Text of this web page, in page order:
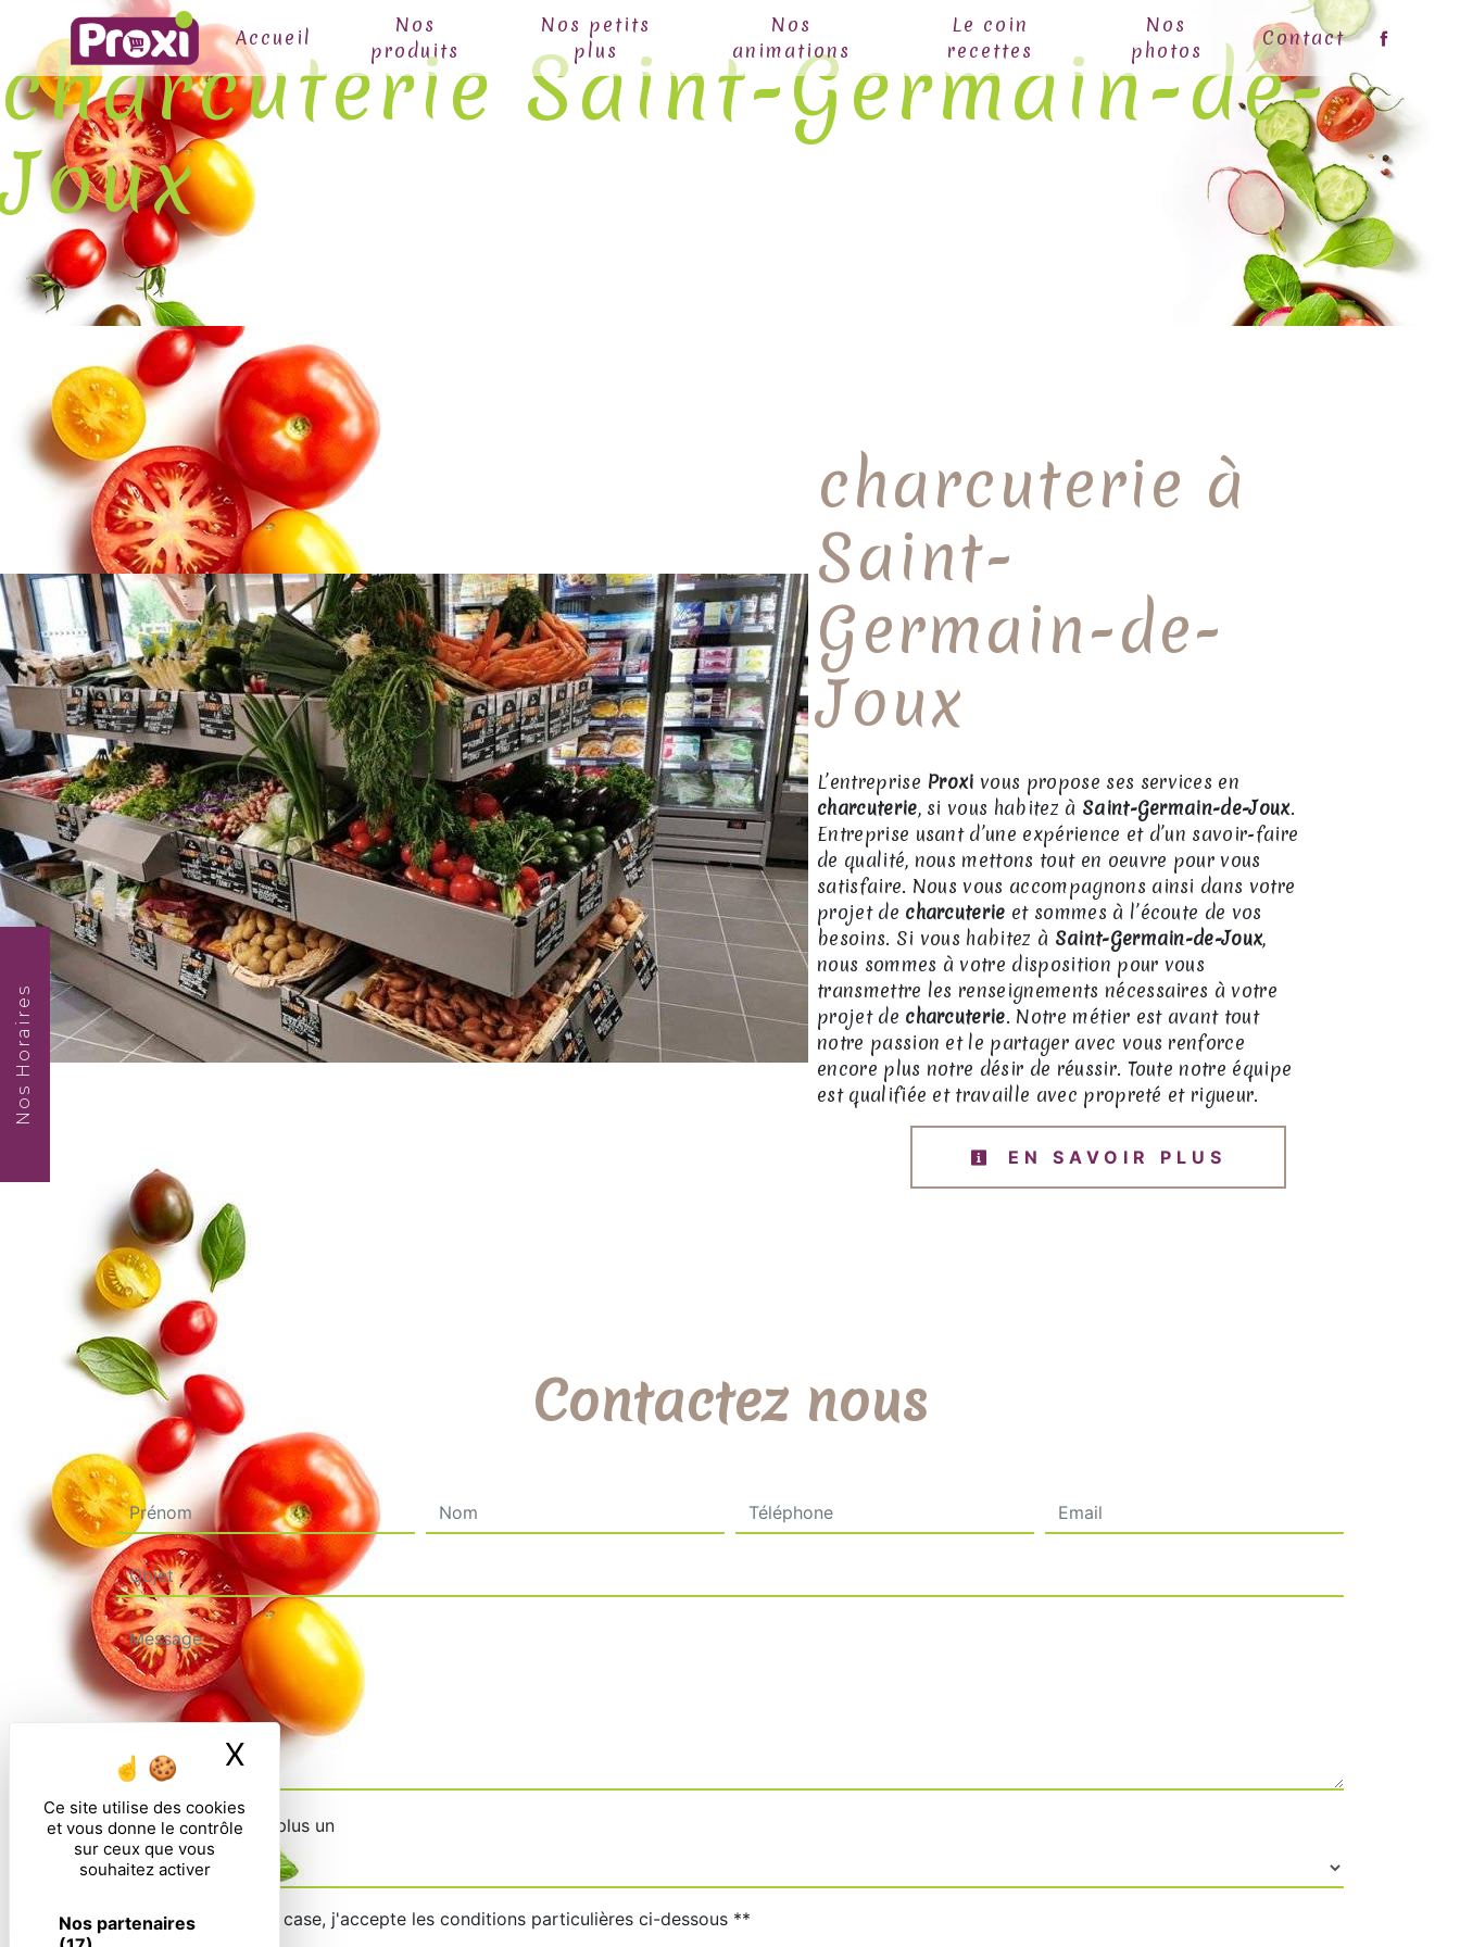
Panneau de gestion des cookies
Ce site utilise des cookies
et vous donne le contrôle
sur ceux que vous
souhaitez activer
Nos partenaires
X Masquer le bandeau des cookies
Nos Horaires
Accueil
Nos
produits
Nos petits
plus
Nos
animations
Le coin
recettes
Nos
photos
Contact
charcuterie Saint-Germain-de-
Joux
charcuterie à
Saint-
Germain-de-
Joux
L’entreprise Proxi vous propose ses services en
charcuterie, si vous habitez à Saint-Germain-de-Joux.
Entreprise usant d’une expérience et d’un savoir-faire
de qualité, nous mettons tout en oeuvre pour vous
satisfaire. Nous vous accompagnons ainsi dans votre
projet de charcuterie et sommes à l’écoute de vos
besoins. Si vous habitez à Saint-Germain-de-Joux,
nous sommes à votre disposition pour vous
transmettre les renseignements nécessaires à votre
projet de charcuterie. Notre métier est avant tout
notre passion et le partager avec vous renforce
encore plus notre désir de réussir. Toute notre équipe
est qualifiée et travaille avec propreté et rigueur.
EN SAVOIR PLUS
Contactez nous
Combien font neuf plus un
En cochant cette case, j'accepte les conditions particulières ci-dessous **